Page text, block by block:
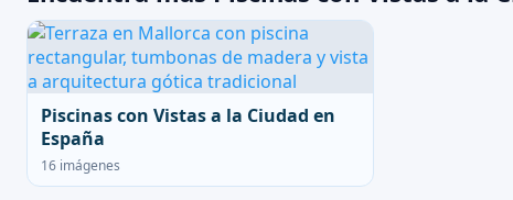
Piscinas con Vistas a la Ciudad en
España
16 imágenes